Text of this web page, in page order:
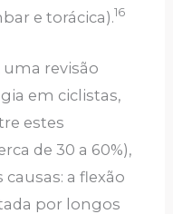
e torácica).16
revisão
em ciclistas,
estes
de 30 a 60%),
a flexão
por longos